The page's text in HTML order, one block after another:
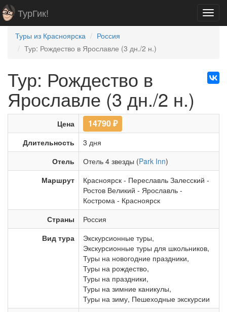
ТурГик!
Туры из Красноярска
Россия
Тур: Рождество в Ярославле (3 дн./2 н.)
Тур: Рождество в
Ярославле (3 дн./2 н.)
Цена 14790₽
Длительность
3 дня
Отель
Отель 4 звезды (Park Inn)
Маршрут
Красноярск - Переславль Залесский -
Ростов Великий - Ярославль -
Кострома - Красноярск
Страны
Россия
Вид тура
Экскурсионные туры,
Экскурсионные туры для школьников,
Туры на новогодние праздники,
Туры на рождество,
Туры на праздники,
Туры на зимние каникулы,
Туры на зиму, Пешеходные экскурсии